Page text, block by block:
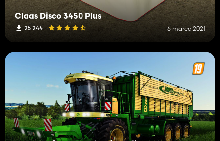
Claas Disco 3450 Plus
26 244 6 marca 2021